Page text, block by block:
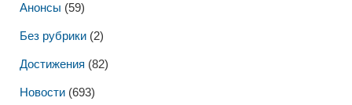
Анонсы (59)
Без рубрики (2)
Достижения (82)
Новости (693)